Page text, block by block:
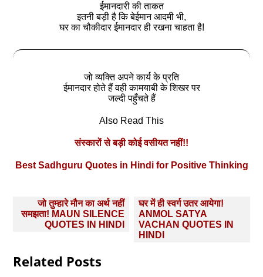
ईमानदारी की ताकत
इतनी बड़ी है कि बेईमान आदमी भी,
घर का चौकीदार ईमानदार ही रखना चाहता है!
जो व्यक्ति अपने कार्य के प्रति
ईमानदार होते हैं वही कामयाबी के शिखर पर
जल्दी पहुँचते हैं
Also Read This
संस्‍कारों से बड़ी कोई वसीयत नहीं!!
Best Sadhguru Quotes in Hindi for Positive Thinking
Post
navigation
जो तुम्हारे मौन का अर्थ नहीं
समझता! MAUN SILENCE
QUOTES IN HINDI
घर में ही स्वर्ग उतर आयेगा!
ANMOL SATYA
VACHAN QUOTES IN
HINDI
Related Posts